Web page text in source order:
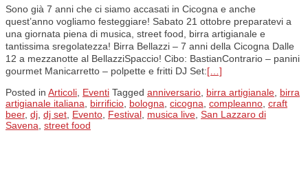
Sono già 7 anni che ci siamo accasati in Cicogna e anche
quest’anno vogliamo festeggiare! Sabato 21 ottobre preparatevi a
una giornata piena di musica, street food, birra artigianale e
tantissima sregolatezza! Birra Bellazzi – 7 anni della Cicogna Dalle
12 a mezzanotte al BellazziSpaccio! Cibo: BastianContrario – panini
gourmet Manicarretto – polpette e fritti DJ Set:[…]
Posted in Articoli Eventi Tagged anniversario birra artigianale birra
artigianale italiana
birrificio bologna cicogna compleanno craft
beer, dj dj set Evento Festival musica live San Lazzaro di
Savena street food